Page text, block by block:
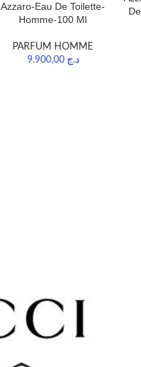
Azzaro-Eau De Toilette-
Homme-100 Ml
PARFUM HOMME
د.ج 9.900,00